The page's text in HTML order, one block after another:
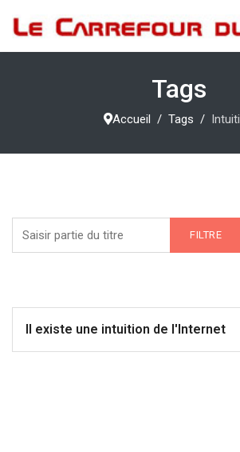
Tags
Accueil Tags
FILTRE
Il existe une intuition de l'Internet